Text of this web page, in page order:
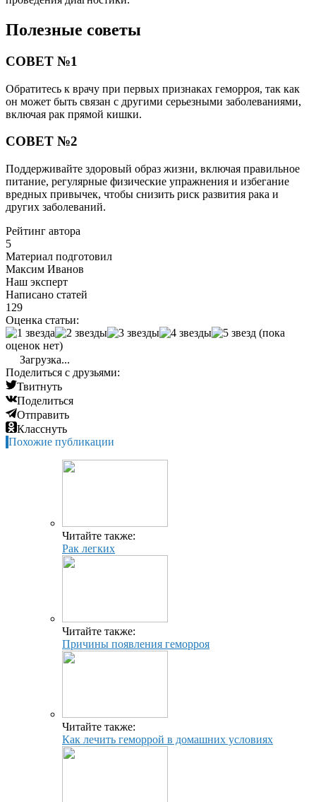
Полезные советы
СОВЕТ №1
Обратитесь к врачу при первых признаках геморроя, так как
он может быть связан с другими серьезными заболеваниями,
включая рак прямой кишки.
СОВЕТ №2
Поддерживайте здоровый образ жизни, включая правильное
питание, регулярные физические упражнения и избегание
вредных привычек, чтобы снизить риск развития рака и
других заболеваний.
Рейтинг автора
5
Материал подготовил
Максим Иванов
Наш эксперт
Написано статей
129
Оценка статьи:
(пока
оценок нет)
Загрузка...
Поделиться с друзьями:
Твитнуть
Поделиться
Отправить
Класснуть
Похожие публикации
Читайте также:
Рак легких
Читайте также:
Причины появления геморроя
Читайте также:
Как лечить геморрой в домашних условиях